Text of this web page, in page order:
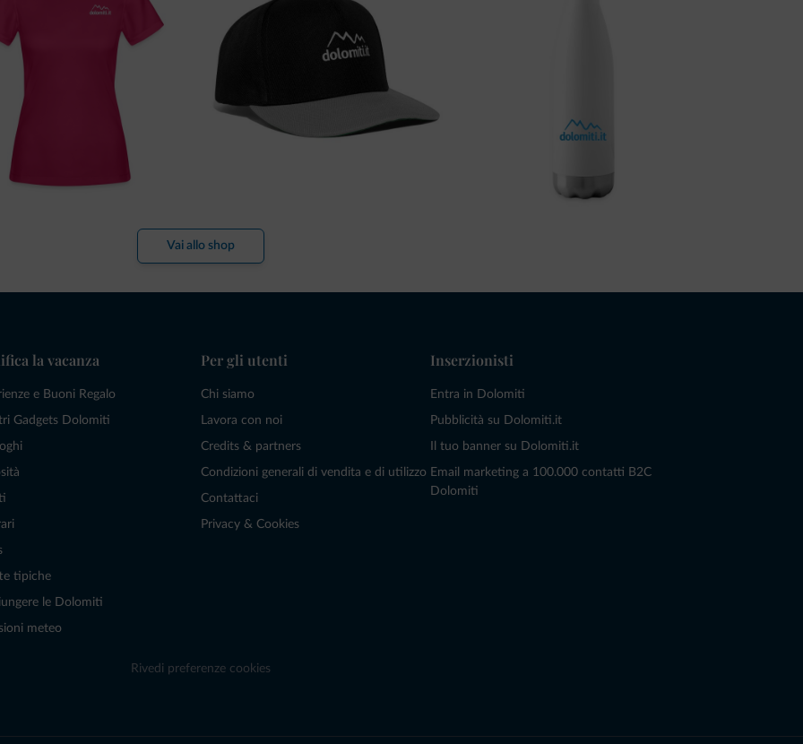
Vai allo shop
la vacanza
e Buoni Regalo
Gadgets Dolomiti
tipiche
le Dolomiti
meteo
Per gli utenti
Chi siamo
Lavora con noi
Credits & partners
Condizioni generali di vendita e di utilizzo
Contattaci
Privacy & Cookies
Inserzionisti
Entra in Dolomiti
Pubblicità su Dolomiti.it
Il tuo banner su Dolomiti.it
Email marketing a 100.000 contatti B2C
Dolomiti
Rivedi preferenze cookies